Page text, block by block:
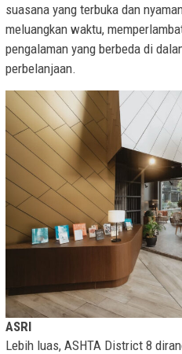
suasana yang terbuka dan
meluangkan waktu,
pengalaman yang berbeda di
perbelanjaan.
ASRI
Lebih luas, ASHTA District 8